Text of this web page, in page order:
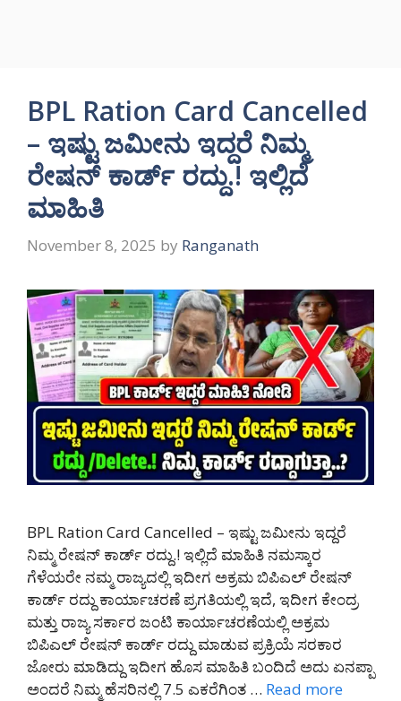
BPL Ration Card Cancelled
– ಇಷ್ಟು ಜಮೀನು ಇದ್ದರೆ ನಿಮ್ಮ
ರೇಷನ್ ಕಾರ್ಡ್ ರದ್ದು.! ಇಲ್ಲಿದೆ
ಮಾಹಿತಿ
November 8, 2025 by Ranganath
BPL Ration Card Cancelled – ಇಷ್ಟು ಜಮೀನು ಇದ್ದರೆ
ನಿಮ್ಮ ರೇಷನ್ ಕಾರ್ಡ್ ರದ್ದು.! ಇಲ್ಲಿದೆ ಮಾಹಿತಿ ನಮಸ್ಕಾರ
ಗೆಳೆಯರೇ ನಮ್ಮ ರಾಜ್ಯದಲ್ಲಿ ಇದೀಗ ಅಕ್ರಮ ಬಿಪಿಎಲ್ ರೇಷನ್
ಕಾರ್ಡ್ ರದ್ದು ಕಾರ್ಯಾಚರಣೆ ಪ್ರಗತಿಯಲ್ಲಿ ಇದೆ, ಇದೀಗ ಕೇಂದ್ರ
ಮತ್ತು ರಾಜ್ಯ ಸರ್ಕಾರ ಜಂಟಿ ಕಾರ್ಯಾಚರಣೆಯಲ್ಲಿ ಅಕ್ರಮ
ಬಿಪಿಎಲ್ ರೇಷನ್ ಕಾರ್ಡ್ ರದ್ದು ಮಾಡುವ ಪ್ರಕ್ರಿಯೆ ಸರಕಾರ
ಜೋರು ಮಾಡಿದ್ದು ಇದೀಗ ಹೊಸ ಮಾಹಿತಿ ಬಂದಿದೆ ಅದು ಏನಪ್ಪಾ
ಅಂದರೆ ನಿಮ್ಮ ಹೆಸರಿನಲ್ಲಿ 7.5 ಎಕರೆಗಿಂತ … Read more